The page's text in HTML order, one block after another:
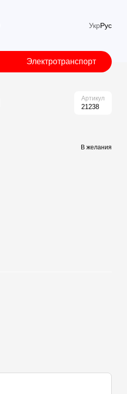
УкрРус
Электротранспорт
Артикул
21238
В желания